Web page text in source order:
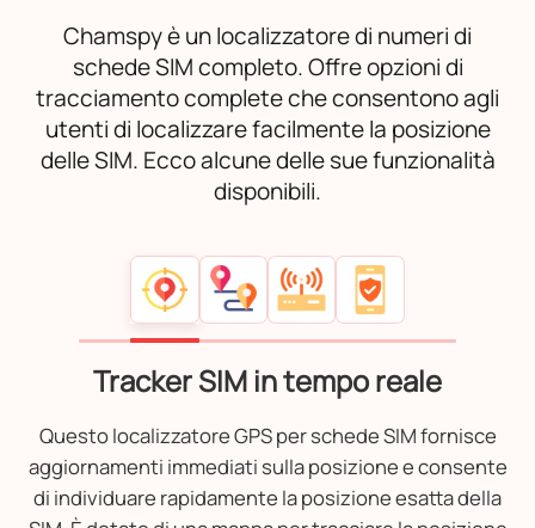
Chamspy è un localizzatore di numeri di
schede SIM completo. Offre opzioni di
tracciamento complete che consentono agli
utenti di localizzare facilmente la posizione
delle SIM. Ecco alcune delle sue funzionalità
disponibili.
Tracker SIM in tempo reale
Questo localizzatore GPS per schede SIM fornisce
aggiornamenti immediati sulla posizione e consente
di individuare rapidamente la posizione esatta della